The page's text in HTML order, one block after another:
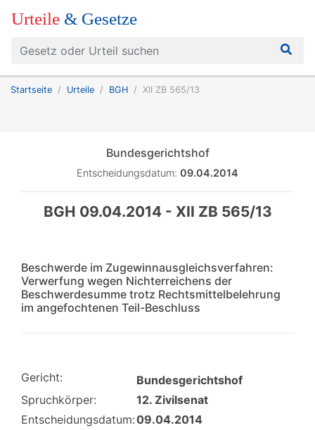
Urteile & Gesetze
Startseite Urteile BGH XII ZB 565/13
Bundesgerichtshof
Entscheidungsdatum: 09.04.2014
BGH 09.04.2014 - XII ZB 565/13
Beschwerde im Zugewinnausgleichsverfahren:
Verwerfung wegen Nichterreichens der
Beschwerdesumme trotz Rechtsmittelbelehrung
im angefochtenen Teil-Beschluss
Gericht:
Bundesgerichtshof
Spruchkörper:
12. Zivilsenat
Entscheidungsdatum:09.04.2014